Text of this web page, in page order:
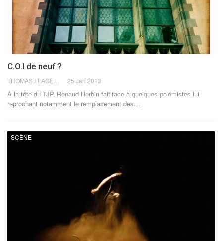
C.O.I de neuf ?
25 Jan 2013
À la tête du TJP, Renaud Herbin fait face à quelques polémistes lui
reprochant notamment le remplacement des…
SCÈNE